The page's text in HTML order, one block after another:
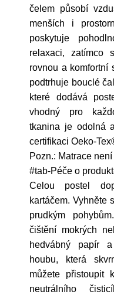
čelem působí
menších i
poskytuje
relaxaci, zatímco
rovnou a komfortní
podtrhuje bouclé
které dodává
vhodný pro
tkanina je odolná
certifikaci Oeko-
Pozn.: Matrace
#tab-Péče o
Celou postel
kartáčem. Vyhněte
prudkým
čištění mokrých
hedvábný papír
houbu, která
můžete přistoupit
neutrálního